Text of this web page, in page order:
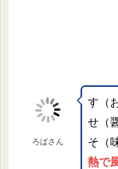
ろばさん
す（
せ（
そ（
熱で